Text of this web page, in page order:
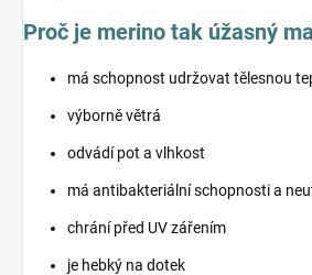
Proč je merino tak úžasný
má schopnost udržovat tělesnou
výborně větrá
odvádí pot a vlhkost
má antibakteriální schopnosti a
chrání před UV zářením
je hebký na dotek